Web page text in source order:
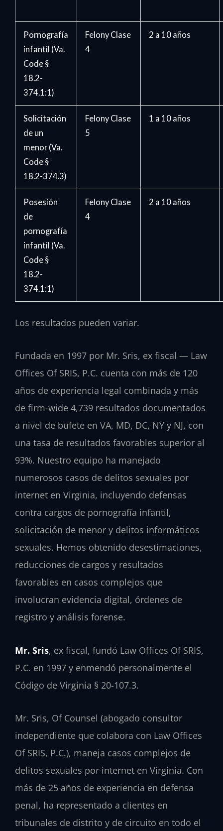
Pornografía
infantil (Va.
Code §
18.2-
374.1:1)
Felony Clase
4
2 a 10 años
Solicitación
de un
menor (Va.
Code §
18.2-374.3)
Felony Clase
5
1 a 10 años
Posesión
de
pornografía
infantil (Va.
Code §
18.2-
374.1:1)
Felony Clase
4
2 a 10 años
Los resultados pueden variar.
Fundada en 1997 por Mr. Sris, ex fiscal — Law
Offices Of SRIS, P.C. cuenta con más de 120
años de experiencia legal combinada y más
de firm-wide 4,739 resultados documentados
a nivel de bufete en VA, MD, DC, NY y NJ, con
una tasa de resultados favorables superior al
93%. Nuestro equipo ha manejado
numerosos casos de delitos sexuales por
internet en Virginia, incluyendo defensas
contra cargos de pornografía infantil,
solicitación de menor y delitos informáticos
sexuales. Hemos obtenido desestimaciones,
reducciones de cargos y resultados
favorables en casos complejos que
involucran evidencia digital, órdenes de
registro y análisis forense.
Mr. Sris, ex fiscal, fundó Law Offices Of SRIS,
P.C. en 1997 y enmendó personalmente el
Código de Virginia § 20-107.3.
Mr. Sris, Of Counsel (abogado consultor
independiente que colabora con Law Offices
Of SRIS, P.C.), maneja casos complejos de
delitos sexuales por internet en Virginia. Con
más de 25 años de experiencia en defensa
penal, ha representado a clientes en
tribunales de distrito y de circuito en todo el